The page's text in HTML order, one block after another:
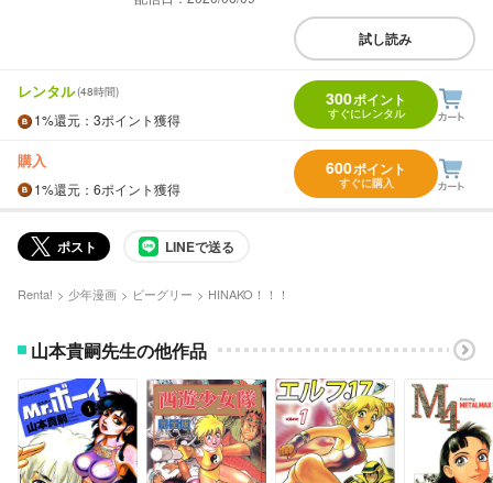
試し読み
レンタル(48時間)
1%還元 ：3ポイント獲得
300ポイント
すぐにレンタル
購入
1%還元 ：6ポイント獲得
600ポイント
すぐに購入
ポスト LINEで送る
Renta! 少年漫画 ビーグリー HINAKO！！！
山本貴嗣先生の他作品